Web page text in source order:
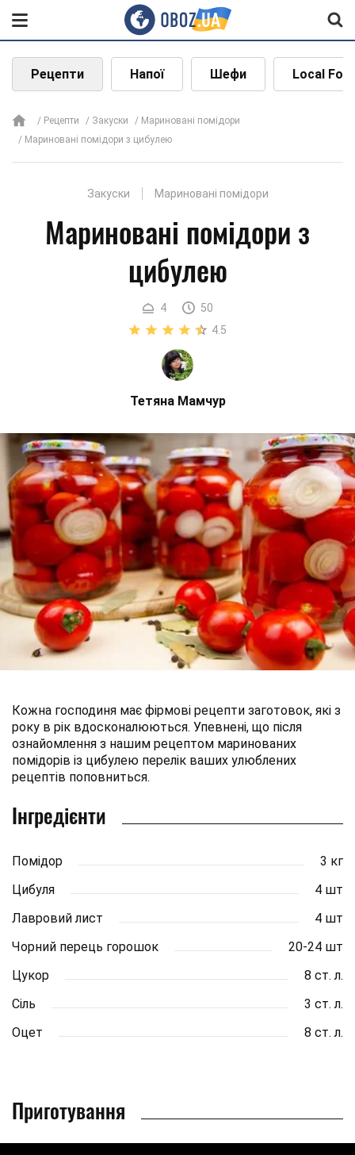
Рецепти Напої Шефи Local
Рецепти Закуски
Мариновані помідори
Мариновані помідори з цибулею
Закуски Мариновані помідори
Мариновані помідори з
цибулею
4
50
4.5
Тетяна Мамчур
Кожна господиня має фірмові рецепти заготовок, які з
року в рік вдосконалюються. Упевнені, що після
ознайомлення з нашим рецептом маринованих
помідорів із цибулею перелік ваших улюблених
рецептів поповниться.
Інгредієнти
Помідор
3 кг
Цибуля
4 шт
Лавровий лист
4 шт
Чорний перець горошок
20-24 шт
Цукор
8 ст. л.
Сіль
3 ст. л.
Оцет
8 ст. л.
Приготування